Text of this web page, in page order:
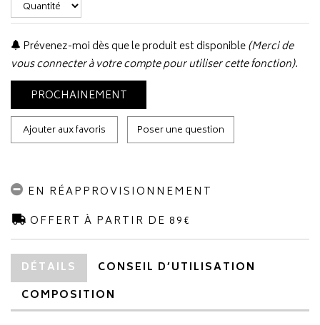
Prévenez-moi dès que le produit est disponible(Merci de
vous connecter à votre compte pour utiliser cette fonction).
PROCHAINEMENT
Ajouter aux favoris Poser une question
EN RÉAPPROVISIONNEMENT
OFFERT À PARTIR DE 89€
DÉTAILS
CONSEIL D’UTILISATION
COMPOSITION